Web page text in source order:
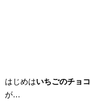
はじめはいちごのチョコ
が…